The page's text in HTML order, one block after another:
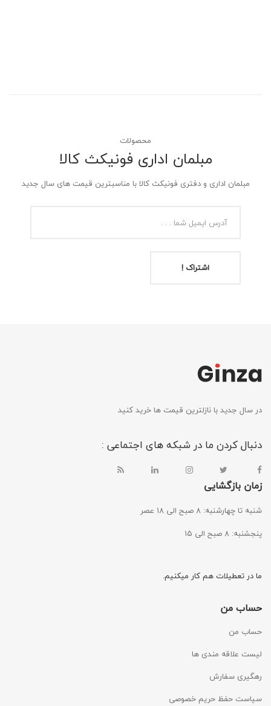
محصولات
مبلمان اداری فونیکث کالا
مبلمان اداری و دفتری فونیکث کالا با مناسبترین قیمت های سال جدید
اشتراک !
در سال جدید با نازلترین قیمت ها خرید کنید
دنبال کردن ما در شبکه های اجتماعی :
زمان بازگشایی
شنبه تا چهارشنبه: ۸ صبح الی ۱۸ عصر
پنجشنبه: ۸ صبح الی ۱۵
ما در تعطیلات هم کار میکنیم.
حساب من
حساب من
لیست علاقه مندی ها
رهگیری سفارش
سیاست حفظ حریم خصوصی